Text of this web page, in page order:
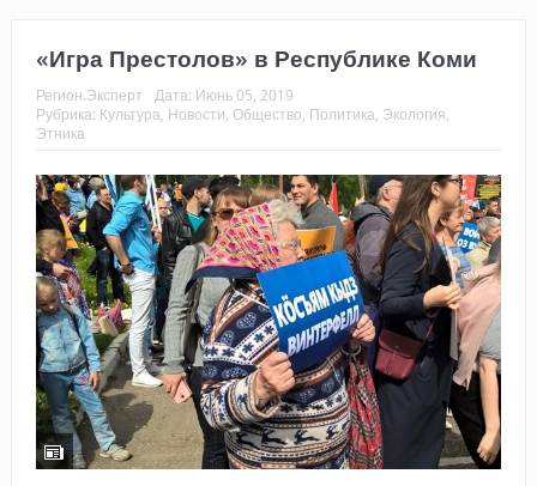
«Игра Престолов» в Республике Коми
Регион.Эксперт Дата: Июнь 05, 2019
Рубрика: Культура, Новости, Общество, Политика, Экология,
Этника